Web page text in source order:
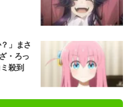
」まさ
・ろっ
殺到